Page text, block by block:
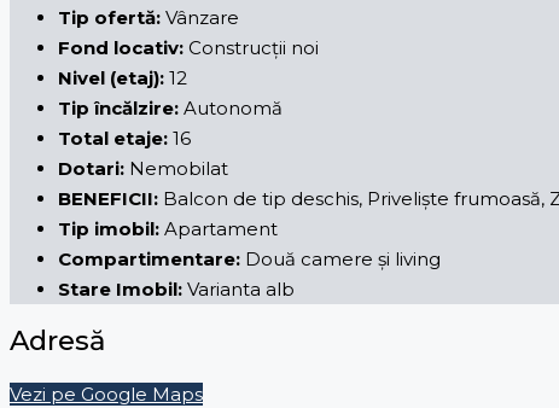
Tip ofertă: Vânzare
Fond locativ: Construcții noi
Nivel (etaj): 12
Tip încălzire: Autonomă
Total etaje: 16
Dotari: Nemobilat
BENEFICII: Balcon de tip deschis, Priveliște
Tip imobil: Apartament
Compartimentare: Două camere și living
Stare Imobil: Varianta alb
Adresă
Vezi pe Google Maps